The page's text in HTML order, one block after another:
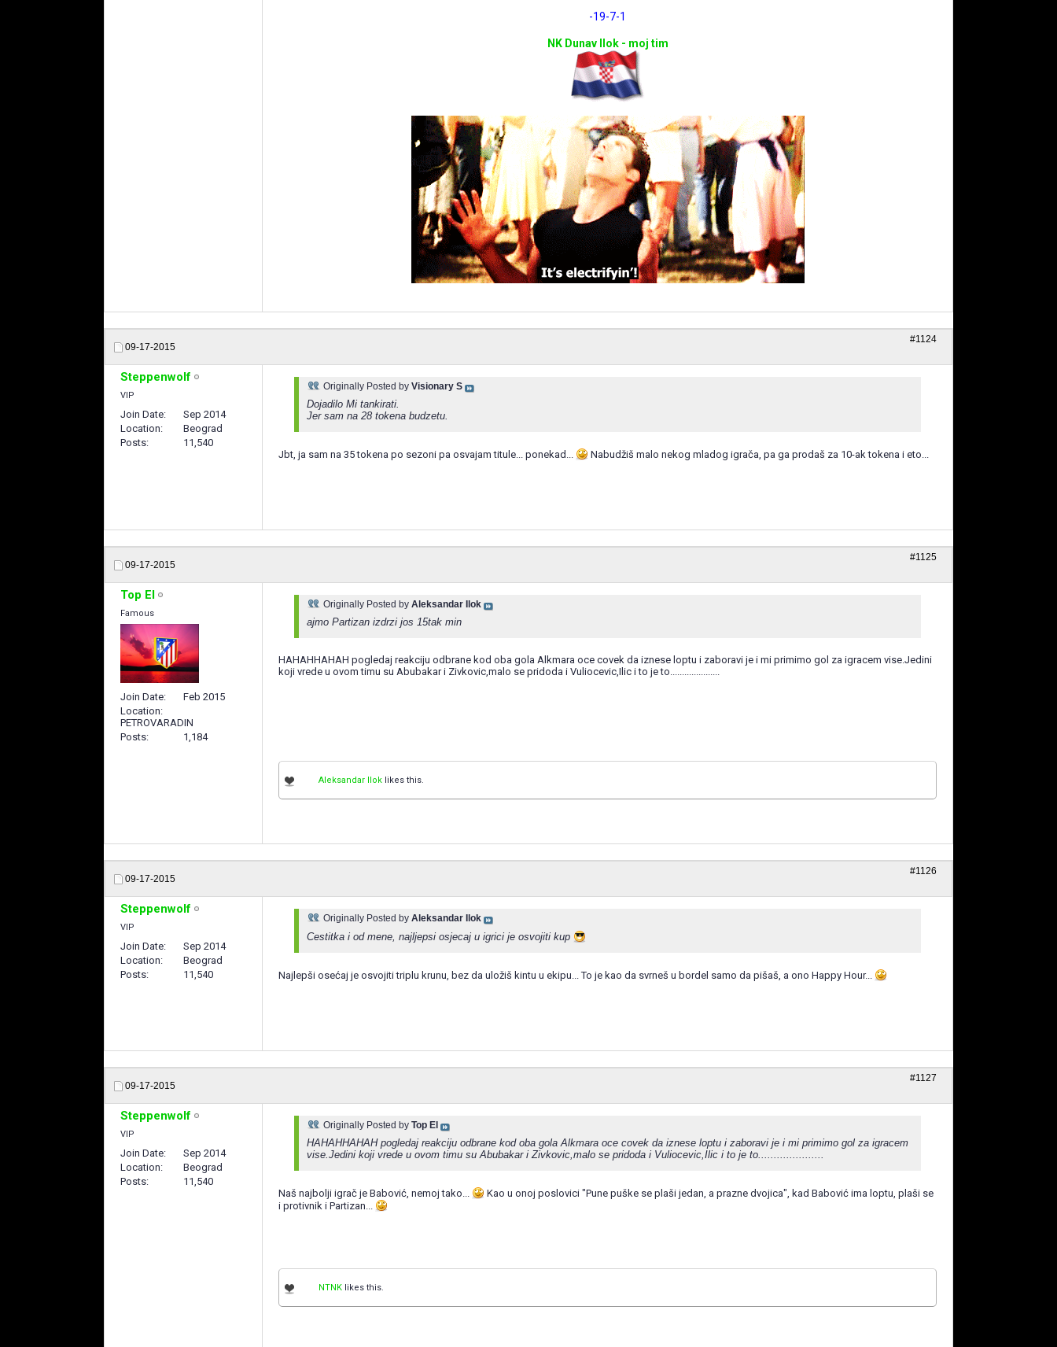
-19-7-1
NK Dunav Ilok - moj tim
09-17-2015
#1124
Steppenwolf
VIP
Join Date
Sep 2014
Location
Beograd
Posts
11,540
Originally Posted by Visionary S
Dojadilo Mi tankirati.
Jer sam na 28 tokena budzetu.
Jbt, ja sam na 35 tokena po sezoni pa osvajam titule... ponekad... Nabudžiš malo nekog mladog igrača, pa ga prodaš za 10-ak tokena i eto...
09-17-2015
#1125
Top El
Famous
Join Date
Feb 2015
Location
PETROVARADIN
Posts
1,184
Originally Posted by Aleksandar Ilok
ajmo Partizan izdrzi jos 15tak min
HAHAHHAHAH pogledaj reakciju odbrane kod oba gola Alkmara oce covek da iznese loptu i zaboravi je i mi primimo gol za igracem vise.Jedini
koji vrede u ovom timu su Abubakar i Zivkovic,malo se pridoda i Vuliocevic,Ilic i to je to.....................
Aleksandar Ilok likes this.
09-17-2015
#1126
Steppenwolf
VIP
Join Date
Sep 2014
Location
Beograd
Posts
11,540
Originally Posted by Aleksandar Ilok
Cestitka i od mene, najljepsi osjecaj u igrici je osvojiti kup
Najlepši osećaj je osvojiti triplu krunu, bez da uložiš kintu u ekipu... To je kao da svrneš u bordel samo da pišaš, a ono Happy Hour...
09-17-2015
#1127
Steppenwolf
VIP
Join Date
Sep 2014
Location
Beograd
Posts
11,540
Originally Posted by Top El
HAHAHHAHAH pogledaj reakciju odbrane kod oba gola Alkmara oce covek da iznese loptu i zaboravi je i mi primimo gol za igracem
vise.Jedini koji vrede u ovom timu su Abubakar i Zivkovic,malo se pridoda i Vuliocevic,Ilic i to je to.....................
Naš najbolji igrač je Babović, nemoj tako...
Kao u onoj poslovici "Pune puške se plaši jedan, a prazne dvojica", kad Babović ima loptu, plaši se
i protivnik i Partizan...
NTNK likes this.